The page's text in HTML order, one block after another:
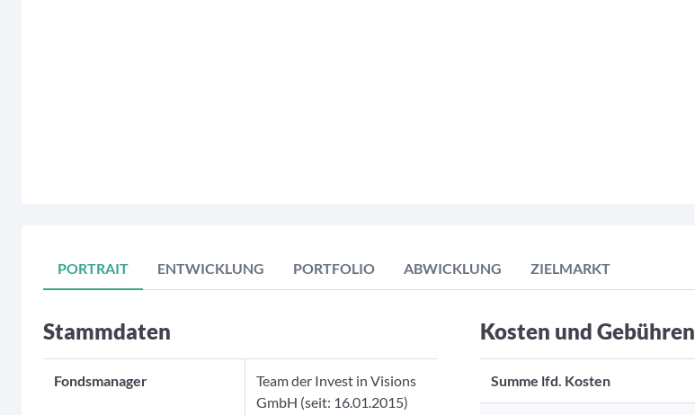
PORTRAIT ENTWICKLUNG PORTFOLIO ABWICKLUNG ZIELMARKT
Stammdaten
Fondsmanager
Team der Invest in Visions
GmbH (seit: 16.01.2015)
Kosten und Gebühren
Summe lfd. Kosten